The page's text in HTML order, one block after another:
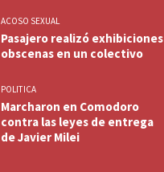
ACOSO SEXUAL
Pasajero realizó exhibiciones
obscenas en un colectivo
POLITICA
Marcharon en Comodoro
contra las leyes de entrega
de Javier Milei